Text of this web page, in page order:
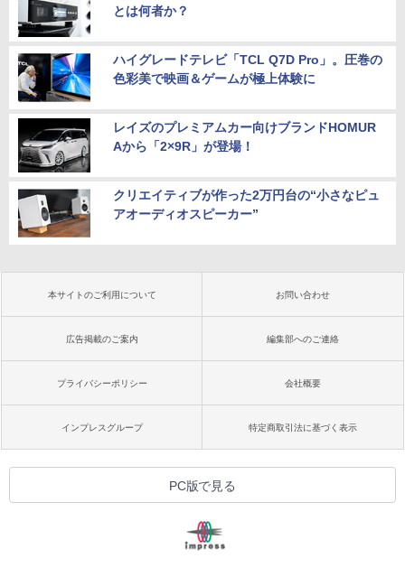
とは何者か？
ハイグレードテレビ「TCL Q7D Pro」。圧巻の
色彩美で映画＆ゲームが極上体験に
レイズのプレミアムカー向けブランドHOMUR
Aから「2×9R」が登場！
クリエイティブが作った2万円台の“小さなピュ
アオーディオスピーカー”
本サイトのご利用について お問い合わせ
広告掲載のご案内 編集部へのご連絡
プライバシーポリシー 会社概要
インプレスグループ 特定商取引法に基づく表示
PC版で見る